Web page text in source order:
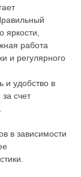
яркости,
работа
и регулярного
и удобство в
счет
в зависимости